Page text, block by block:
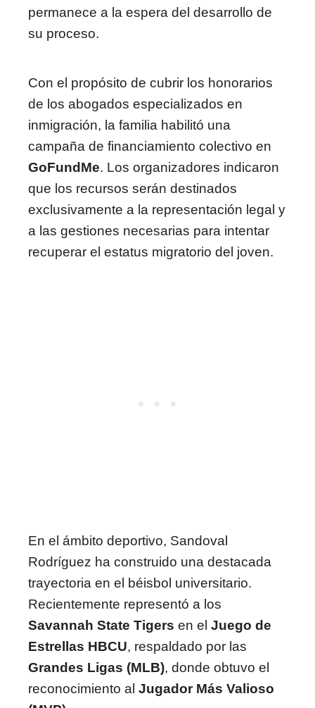
permanece a la espera del desarrollo de
su proceso.
Con el propósito de cubrir los honorarios
de los abogados especializados en
inmigración, la familia habilitó una
campaña de financiamiento colectivo en
GoFundMe. Los organizadores indicaron
que los recursos serán destinados
exclusivamente a la representación legal y
a las gestiones necesarias para intentar
recuperar el estatus migratorio del joven.
En el ámbito deportivo, Sandoval
Rodríguez ha construido una destacada
trayectoria en el béisbol universitario.
Recientemente representó a los
Savannah State Tigers en el Juego de
Estrellas HBCU, respaldado por las
Grandes Ligas (MLB), donde obtuvo el
reconocimiento al Jugador Más Valioso